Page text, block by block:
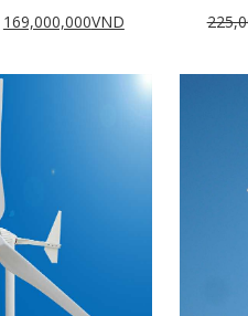
169,000,000VND